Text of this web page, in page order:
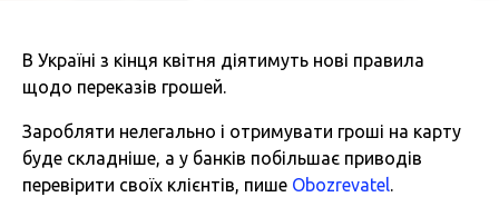
В Україні з кінця квітня діятимуть нові правила
щодо переказів грошей.
Заробляти нелегально і отримувати гроші на карту
буде складніше, а у банків побільшає приводів
перевірити своїх клієнтів, пише Obozrevatel.